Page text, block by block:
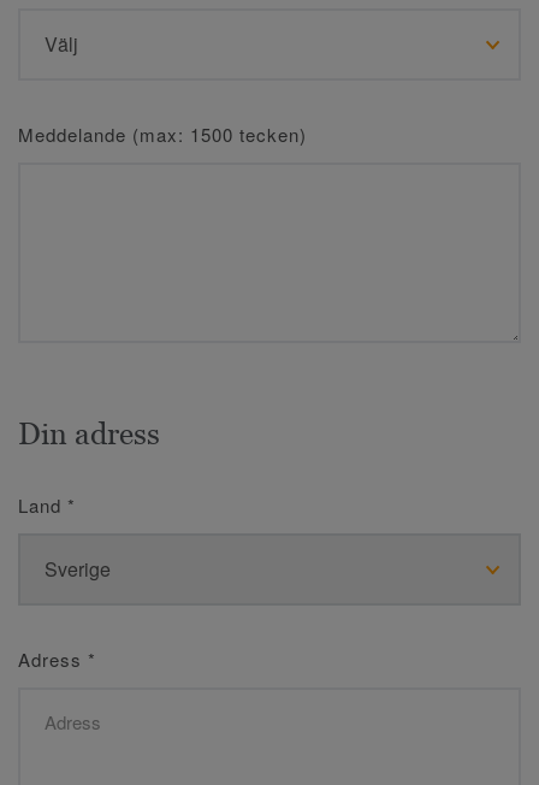
Meddelande (max: 1500 tecken)
Din adress
Land *
Adress *